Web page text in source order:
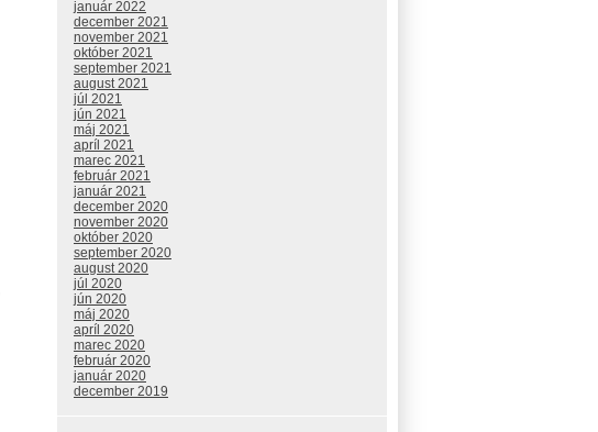
január 2022
december 2021
november 2021
október 2021
september 2021
august 2021
júl 2021
jún 2021
máj 2021
apríl 2021
marec 2021
február 2021
január 2021
december 2020
november 2020
október 2020
september 2020
august 2020
júl 2020
jún 2020
máj 2020
apríl 2020
marec 2020
február 2020
január 2020
december 2019